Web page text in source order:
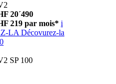
20´490
219 par mois* i
LA Décovurez-la
SP 100